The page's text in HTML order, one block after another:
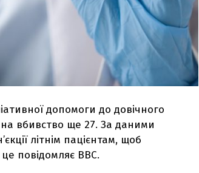
допомоги до довічного
на вбивство ще 27. За даними
літнім пацієнтам, щоб
повідомляє ВВС.